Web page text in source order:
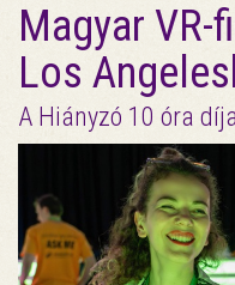
Magyar
Los
A Hiányzó 10 óra